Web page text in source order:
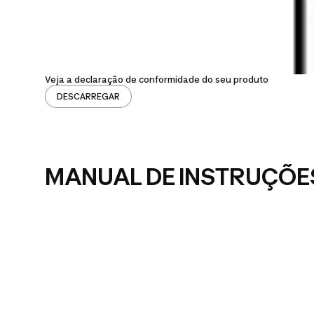
Veja a declaração de conformidade do seu produto
DESCARREGAR
MANUAL DE